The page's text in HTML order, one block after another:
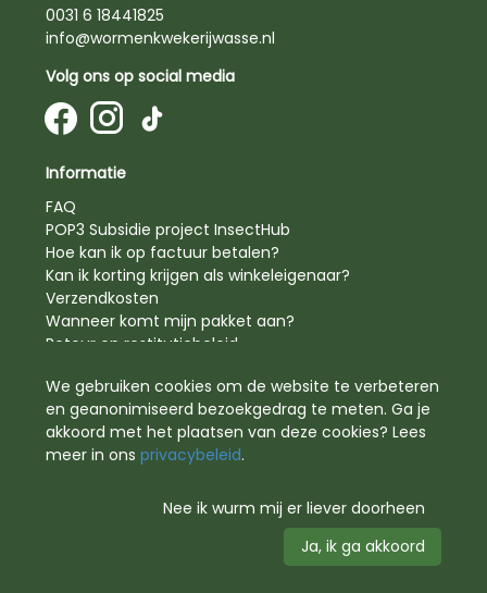
0031 6 18441825
info@wormenkwekerijwasse.nl
Volg ons op social media
Informatie
FAQ
POP3 Subsidie project InsectHub
Hoe kan ik op factuur betalen?
Kan ik korting krijgen als winkeleigenaar?
Verzendkosten
Wanneer komt mijn pakket aan?
Retour en restitutiebeleid
Algemene Voorwaarden
Waarmee kan ik betalen?
We gebruiken cookies om de website te verbeteren
en geanonimiseerd bezoekgedrag te meten. Ga je
akkoord met het plaatsen van deze cookies? Lees
meer in ons privacybeleid.
Nee ik wurm mij er liever doorheen
Ja, ik ga akkoord